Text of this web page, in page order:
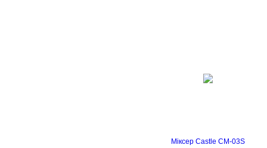
Міксер Castle CM-03S